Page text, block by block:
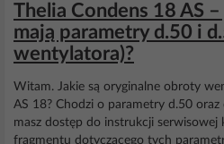
Thelia Condens 18 AS
mają parametry d.50 i
wentylatora)?
Witam. Jakie są oryginalne obroty
AS 18? Chodzi o parametry d.50
masz dostęp do instrukcji serwisowej
fragmentu dotyczącego tych